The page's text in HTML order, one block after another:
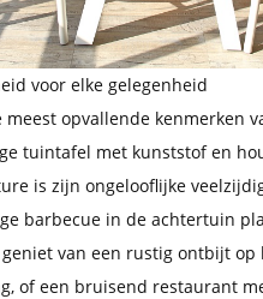
voor elke gelegenheid
meest opvallende kenmerken
tuintafel met kunststof en
is zijn ongelooflijke
barbecue in de achtertuin
van een rustig ontbijt op
of een bruisend restaurant